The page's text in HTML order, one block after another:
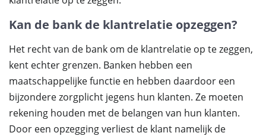
Kan de bank de klantrelatie opzeggen?
Het recht van de bank om de klantrelatie op te zeggen,
kent echter grenzen. Banken hebben een
maatschappelijke functie en hebben daardoor een
bijzondere zorgplicht jegens hun klanten. Ze moeten
rekening houden met de belangen van hun klanten.
Door een opzegging verliest de klant namelijk de